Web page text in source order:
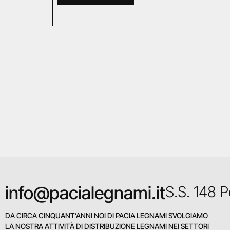
info@pacialegnami.itS.S. 148
DA CIRCA CINQUANT’ANNI NOI DI PACIA LEGNAMI SVOLGIAMO
LA NOSTRA ATTIVITÀ DI DISTRIBUZIONE LEGNAMI NEI SETTORI